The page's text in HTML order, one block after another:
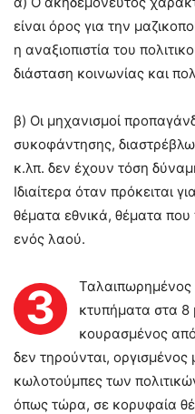
είναι όρος για την
η αναξιοπιστία του
διάσταση κοινωνίας και
β) Οι μηχανισμοί
συκοφάντησης,
κ.λπ. δεν έχουν τόση
Ιδιαίτερα όταν πρόκειται
θέματα εθνικά, θέματα
ενός λαού.
3
κτυπήματα στα 8
κουρασμένος
δεν τηρούνται, οργισμένος
κωλοτούμπες των
όπως τώρα, σε κορυφαία